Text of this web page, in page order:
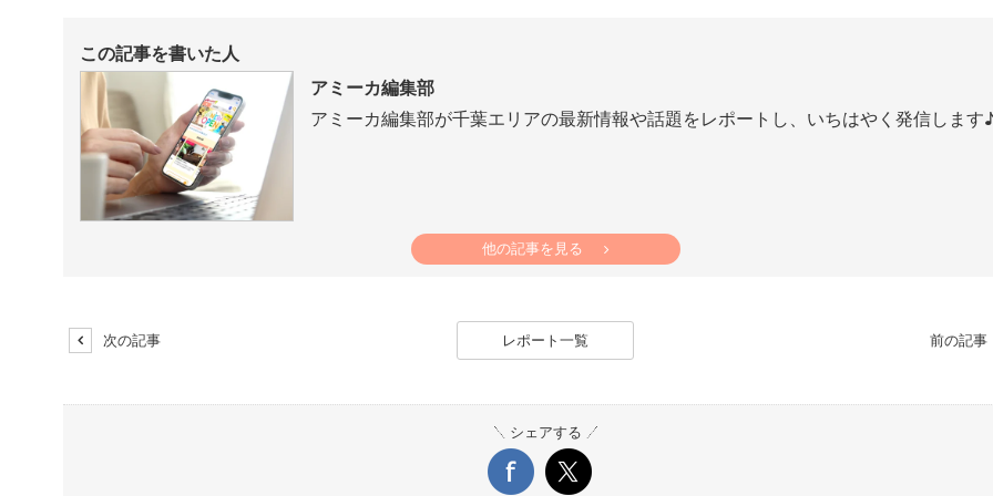
この記事を書いた人
アミーカ編集部
アミーカ編集部が千葉エリアの最新情報や話題をレポートし、いちはやく発信します
他の記事を見る
次の記事 レポート一覧 前の記
シェアする